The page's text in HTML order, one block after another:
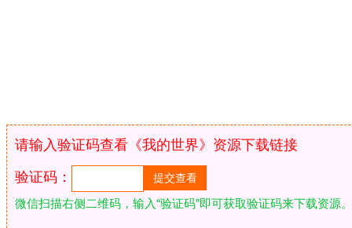
请输入验证码查看《我的世界》资源下载链接
验证码：
微信扫描右侧二维码，输入“验证码”即可获取验证码来下载资源。